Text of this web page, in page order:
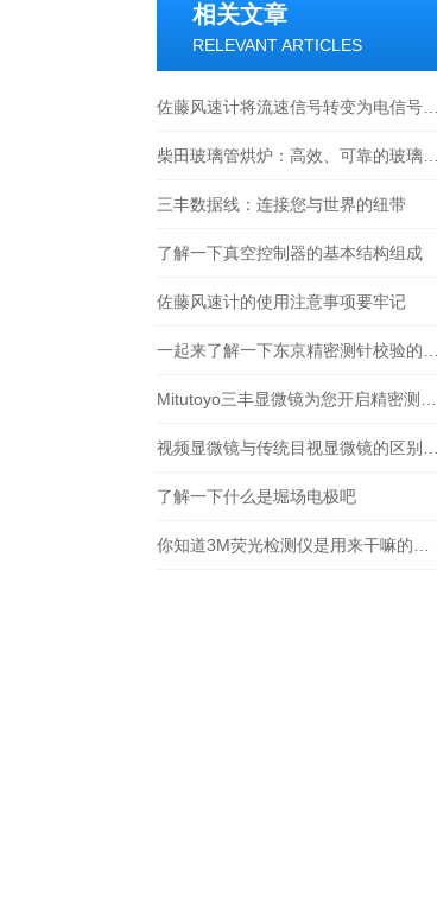
相关文章
RELEVANT ARTICLES
三丰数据线：连接您与世界的纽带
了解一下真空控制器的基本结构组成
佐藤风速计的使用注意事项要牢记
了解一下什么是堀场电极吧